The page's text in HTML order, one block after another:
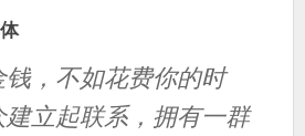
，不如花费你的时
立起联系，拥有一群